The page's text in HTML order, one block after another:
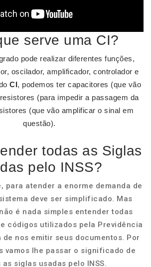
serve uma CI?
pode realizar diferentes funções,
oscilador, amplificador, controlador e
CI, podemos ter capacitores (que vão
(para impedir a passagem da
(que vão amplificar o sinal em
questão).
todas as Siglas
pelo INSS?
para atender a enorme demanda de
deve ser simplificado. Mas
é nada simples entender todas
códigos utilizados pela Previdência
de nos emitir seus documentos. Por
vamos lhe passar o significado de
as siglas usadas pelo INSS.